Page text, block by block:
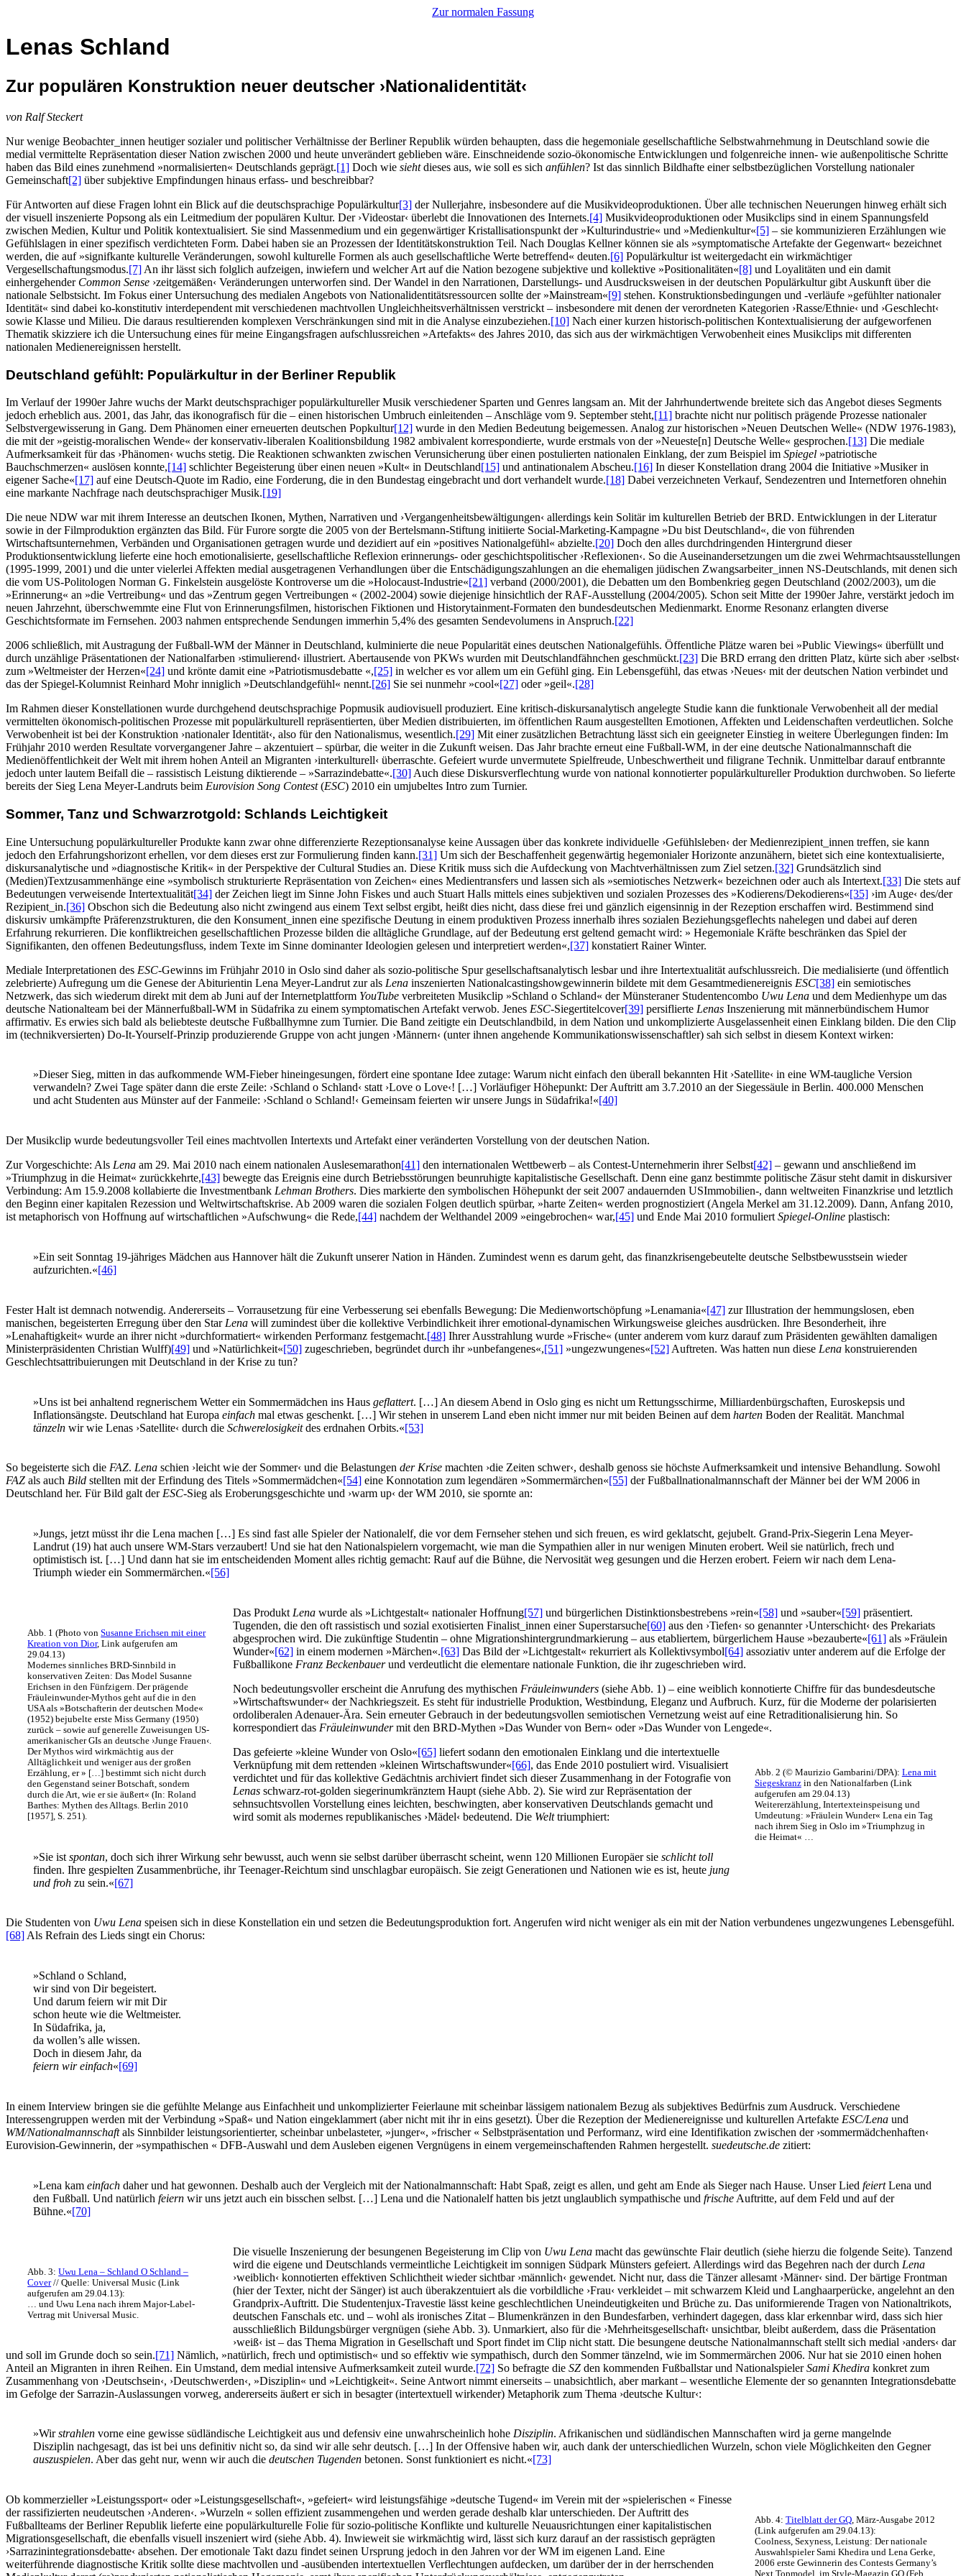
Zur normalen Fassung
Lenas Schland
Zur populären Konstruktion neuer deutscher ›Nationalidentität‹
von Ralf Steckert
Nur wenige Beobachter_innen heutiger sozialer und politischer Verhältnisse der Berliner Republik würden behaupten, dass die hegemoniale gesellschaftliche Selbstwahrnehmung in Deutschland sowie die
medial vermittelte Repräsentation dieser Nation zwischen 2000 und heute unverändert geblieben wäre. Einschneidende sozio-ökonomische Entwicklungen und folgenreiche innen- wie außenpolitische Schritte
haben das Bild eines zunehmend »normalisierten« Deutschlands geprägt.[1] Doch wie siehtdieses aus, wie soll es sich anfühlen? Ist das sinnlich Bildhafte einer selbstbezüglichen Vorstellung nationaler
Gemeinschaft[2] über subjektive Empfindungen hinaus erfass- und beschreibbar?
Für Antworten auf diese Fragen lohnt ein Blick auf die deutschsprachige Populärkultur[3] der Nullerjahre, insbesondere auf die Musikvideoproduktionen. Über alle technischen Neuerungen hinweg erhält sich
der visuell inszenierte Popsong als ein Leitmedium der populären Kultur. Der ›Videostar‹ überlebt die Innovationen des Internets.[4] Musikvideoproduktionen oder Musikclips sind in einem Spannungsfeld
zwischen Medien, Kultur und Politik kontextualisiert. Sie sind Massenmedium und ein gegenwärtiger Kristallisationspunkt der »Kulturindustrie« und »Medienkultur«[5] – sie kommunizieren Erzählungen wie
Gefühlslagen in einer spezifisch verdichteten Form. Dabei haben sie an Prozessen der Identitätskonstruktion Teil. Nach Douglas Kellner können sie als »symptomatische Artefakte der Gegenwart« bezeichnet
werden, die auf »signifkante kulturelle Veränderungen, sowohl kulturelle Formen als auch gesellschaftliche Werte betreffend« deuten.[6] Populärkultur ist weitergedacht ein wirkmächtiger
Vergesellschaftungsmodus.[7] An ihr lässt sich folglich aufzeigen, inwiefern und welcher Art auf die Nation bezogene subjektive und kollektive »Positionalitäten«[8] und Loyalitäten und ein damit
einhergehender Common Sense ›zeitgemäßen‹ Veränderungen unterworfen sind. Der Wandel in den Narrationen, Darstellungs- und Ausdrucksweisen in der deutschen Populärkultur gibt Auskunft über die
nationale Selbstsicht. Im Fokus einer Untersuchung des medialen Angebots von Nationalidentitätsressourcen sollte der »Mainstream«[9] stehen. Konstruktionsbedingungen und -verläufe »gefühlter nationaler
Identität« sind dabei ko-konstitutiv interdependent mit verschiedenen machtvollen Ungleichheitsverhältnissen verstrickt – insbesondere mit denen der verordneten Kategorien ›Rasse/Ethnie‹ und ›Geschlecht‹
sowie Klasse und Milieu. Die daraus resultierenden komplexen Verschränkungen sind mit in die Analyse einzubeziehen.[10] Nach einer kurzen historisch-politischen Kontextualisierung der aufgeworfenen
Thematik skizziere ich die Untersuchung eines für meine Eingangsfragen aufschlussreichen »Artefakts« des Jahres 2010, das sich aus der wirkmächtigen Verwobenheit eines Musikclips mit differenten
nationalen Medienereignissen herstellt.
Deutschland gefühlt: Populärkultur in der Berliner Republik
Im Verlauf der 1990er Jahre wuchs der Markt deutschsprachiger populärkultureller Musik verschiedener Sparten und Genres langsam an. Mit der Jahrhundertwende breitete sich das Angebot dieses Segments
jedoch erheblich aus. 2001, das Jahr, das ikonografisch für die – einen historischen Umbruch einleitenden – Anschläge vom 9. September steht,[11] brachte nicht nur politisch prägende Prozesse nationaler
Selbstvergewisserung in Gang. Dem Phänomen einer erneuerten deutschen Popkultur[12] wurde in den Medien Bedeutung beigemessen. Analog zur historischen »Neuen Deutschen Welle« (NDW 1976-1983),
die mit der »geistig-moralischen Wende« der konservativ-liberalen Koalitionsbildung 1982 ambivalent korrespondierte, wurde erstmals von der »Neueste[n] Deutsche Welle« gesprochen.[13] Die mediale
Aufmerksamkeit für das ›Phänomen‹ wuchs stetig. Die Reaktionen schwankten zwischen Verunsicherung über einen postulierten nationalen Einklang, der zum Beispiel im Spiegel »patriotische
Bauchschmerzen« auslösen konnte,[14] schlichter Begeisterung über einen neuen »Kult« in Deutschland[15] und antinationalem Abscheu.[16] In dieser Konstellation drang 2004 die Initiative »Musiker in
eigener Sache«[17] auf eine Deutsch-Quote im Radio, eine Forderung, die in den Bundestag eingebracht und dort verhandelt wurde.[18] Dabei verzeichneten Verkauf, Sendezentren und Internetforen ohnehin
eine markante Nachfrage nach deutschsprachiger Musik.[19]
Die neue NDW war mit ihrem Interesse an deutschen Ikonen, Mythen, Narrativen und ›Vergangenheitsbewältigungen‹ allerdings kein Solitär im kulturellen Betrieb der BRD. Entwicklungen in der Literatur
sowie in der Filmproduktion ergänzten das Bild. Für Furore sorgte die 2005 von der Bertelsmann-Stiftung initiierte Social-Marketing-Kampagne »Du bist Deutschland«, die von führenden
Wirtschaftsunternehmen, Verbänden und Organisationen getragen wurde und dezidiert auf ein »positives Nationalgefühl« abzielte.[20] Doch den alles durchdringenden Hintergrund dieser
Produktionsentwicklung lieferte eine hoch emotionalisierte, gesellschaftliche Reflexion erinnerungs- oder geschichtspolitischer ›Reflexionen‹. So die Auseinandersetzungen um die zwei Wehrmachtsausstellungen
(1995-1999, 2001) und die unter vielerlei Affekten medial ausgetragenen Verhandlungen über die Entschädigungszahlungen an die ehemaligen jüdischen Zwangsarbeiter_innen NS-Deutschlands, mit denen sich
die vom US-Politologen Norman G. Finkelstein ausgelöste Kontroverse um die »Holocaust-Industrie«[21] verband (2000/2001), die Debatten um den Bombenkrieg gegen Deutschland (2002/2003), um die
»Erinnerung« an »die Vertreibung« und das »Zentrum gegen Vertreibungen « (2002-2004) sowie diejenige hinsichtlich der RAF-Ausstellung (2004/2005). Schon seit Mitte der 1990er Jahre, verstärkt jedoch im
neuen Jahrzehnt, überschwemmte eine Flut von Erinnerungsfilmen, historischen Fiktionen und Historytainment-Formaten den bundesdeutschen Medienmarkt. Enorme Resonanz erlangten diverse
Geschichtsformate im Fernsehen. 2003 nahmen entsprechende Sendungen immerhin 5,4% des gesamten Sendevolumens in Anspruch.[22]
2006 schließlich, mit Austragung der Fußball-WM der Männer in Deutschland, kulminierte die neue Popularität eines deutschen Nationalgefühls. Öffentliche Plätze waren bei »Public Viewings« überfüllt und
durch unzählige Präsentationen der Nationalfarben ›stimulierend‹ illustriert. Abertausende von PKWs wurden mit Deutschlandfähnchen geschmückt.[23] Die BRD errang den dritten Platz, kürte sich aber ›selbst‹
zum »Weltmeister der Herzen«[24] und krönte damit eine »Patriotismusdebatte «,[25] in welcher es vor allem um ein Gefühl ging. Ein Lebensgefühl, das etwas ›Neues‹ mit der deutschen Nation verbindet und
das der Spiegel-Kolumnist Reinhard Mohr inniglich »Deutschlandgefühl« nennt.[26] Sie sei nunmehr »cool«[27] oder »geil«.[28]
Im Rahmen dieser Konstellationen wurde durchgehend deutschsprachige Popmusik audiovisuell produziert. Eine kritisch-diskursanalytisch angelegte Studie kann die funktionale Verwobenheit all der medial
vermittelten ökonomisch-politischen Prozesse mit populärkulturell repräsentierten, über Medien distribuierten, im öffentlichen Raum ausgestellten Emotionen, Affekten und Leidenschaften verdeutlichen. Solche
Verwobenheit ist bei der Konstruktion ›nationaler Identität‹, also für den Nationalismus, wesentlich.[29] Mit einer zusätzlichen Betrachtung lässt sich ein geeigneter Einstieg in weitere Überlegungen finden: Im
Frühjahr 2010 werden Resultate vorvergangener Jahre – akzentuiert – spürbar, die weiter in die Zukunft weisen. Das Jahr brachte erneut eine Fußball-WM, in der eine deutsche Nationalmannschaft die
Medienöffentlichkeit der Welt mit ihrem hohen Anteil an Migranten ›interkulturell‹ überraschte. Gefeiert wurde unvermutete Spielfreude, Unbeschwertheit und filigrane Technik. Unmittelbar darauf entbrannte
jedoch unter lautem Beifall die – rassistisch Leistung diktierende – »Sarrazindebatte«.[30] Auch diese Diskursverflechtung wurde von national konnotierter populärkultureller Produktion durchwoben. So lieferte
bereits der Sieg Lena Meyer-Landruts beim Eurovision Song Contest(ESC) 2010 ein umjubeltes Intro zum Turnier.
Sommer, Tanz und Schwarzrotgold: Schlands Leichtigkeit
Eine Untersuchung populärkultureller Produkte kann zwar ohne differenzierte Rezeptionsanalyse keine Aussagen über das konkrete individuelle ›Gefühlsleben‹ der Medienrezipient_innen treffen, sie kann
jedoch den Erfahrungshorizont erhellen, vor dem dieses erst zur Formulierung finden kann.[31] Um sich der Beschaffenheit gegenwärtig hegemonialer Horizonte anzunähern, bietet sich eine kontextualisierte,
diskursanalytische und »diagnostische Kritik« in der Perspektive der Cultural Studies an. Diese Kritik muss sich die Aufdeckung von Machtverhältnissen zum Ziel setzen.[32] Grundsätzlich sind
(Medien)Textzusammenhänge eine »symbolisch strukturierte Repräsentation von Zeichen« eines Medientransfers und lassen sich als »semiotisches Netzwerk« bezeichnen oder auch als Intertext.[33] Die stets auf
Bedeutungen verweisende Intertextualität[34] der Zeichen liegt im Sinne John Fiskes und auch Stuart Halls mittels eines subjektiven und sozialen Prozesses des »Kodierens/Dekodierens«[35] ›im Auge‹ des/der
Rezipient_in.[36] Obschon sich die Bedeutung also nicht zwingend aus einem Text selbst ergibt, heißt dies nicht, dass diese frei und gänzlich eigensinnig in der Rezeption erschaffen wird. Bestimmend sind
diskursiv umkämpfte Präferenzstrukturen, die den Konsument_innen eine spezifische Deutung in einem produktiven Prozess innerhalb ihres sozialen Beziehungsgeflechts nahelegen und dabei auf deren
Erfahrung rekurrieren. Die konfliktreichen gesellschaftlichen Prozesse bilden die alltägliche Grundlage, auf der Bedeutung erst geltend gemacht wird: » Hegemoniale Kräfte beschränken das Spiel der
Signifikanten, den offenen Bedeutungsfluss, indem Texte im Sinne dominanter Ideologien gelesen und interpretiert werden«,[37] konstatiert Rainer Winter.
Mediale Interpretationen des ESC-Gewinns im Frühjahr 2010 in Oslo sind daher als sozio-politische Spur gesellschaftsanalytisch lesbar und ihre Intertextualität aufschlussreich. Die medialisierte (und öffentlich
zelebrierte) Aufregung um die Genese der Abiturientin Lena Meyer-Landrut zur als Lena inszenierten Nationalcastingshowgewinnerin bildete mit dem Gesamtmedienereignis ESC[38] ein semiotisches
Netzwerk, das sich wiederum direkt mit dem ab Juni auf der Internetplattform YouTube verbreiteten Musikclip »Schland o Schland« der Münsteraner Studentencombo Uwu Lena und dem Medienhype um das
deutsche Nationalteam bei der Männerfußball-WM in Südafrika zu einem symptomatischen Artefakt verwob. Jenes ESC-Siegertitelcover[39] persiflierte Lenas Inszenierung mit männerbündischem Humor
affirmativ. Es erwies sich bald als beliebteste deutsche Fußballhymne zum Turnier. Die Band zeitigte ein Deutschlandbild, in dem Nation und unkomplizierte Ausgelassenheit einen Einklang bilden. Die den Clip
im (technikversierten) Do-It-Yourself-Prinzip produzierende Gruppe von acht jungen ›Männern‹ (unter ihnen angehende Kommunikationswissenschaftler) sah sich selbst in diesem Kontext wirken:
»Dieser Sieg, mitten in das aufkommende WM-Fieber hineingesungen, fördert eine spontane Idee zutage: Warum nicht einfach den überall bekannten Hit ›Satellite‹ in eine WM-taugliche Version
verwandeln? Zwei Tage später dann die erste Zeile: ›Schland o Schland‹ statt ›Love o Love‹! […] Vorläufiger Höhepunkt: Der Auftritt am 3.7.2010 an der Siegessäule in Berlin. 400.000 Menschen
und acht Studenten aus Münster auf der Fanmeile: ›Schland o Schland!‹ Gemeinsam feierten wir unsere Jungs in Südafrika!«[40]
Der Musikclip wurde bedeutungsvoller Teil eines machtvollen Intertexts und Artefakt einer veränderten Vorstellung von der deutschen Nation.
Zur Vorgeschichte: Als Lena am 29. Mai 2010 nach einem nationalen Auslesemarathon[41] den internationalen Wettbewerb – als Contest-Unternehmerin ihrer Selbst[42] – gewann und anschließend im
»Triumphzug in die Heimat« zurückkehrte,[43] bewegte das Ereignis eine durch Betriebsstörungen beunruhigte kapitalistische Gesellschaft. Denn eine ganz bestimmte politische Zäsur steht damit in diskursiver
Verbindung: Am 15.9.2008 kollabierte die Investmentbank Lehman Brothers. Dies markierte den symbolischen Höhepunkt der seit 2007 andauernden USImmobilien-, dann weltweiten Finanzkrise und letztlich
den Beginn einer kapitalen Rezession und Weltwirtschaftskrise. Ab 2009 waren die sozialen Folgen deutlich spürbar, »harte Zeiten« werden prognostiziert (Angela Merkel am 31.12.2009). Dann, Anfang 2010,
ist metaphorisch von Hoffnung auf wirtschaftlichen »Aufschwung« die Rede,[44] nachdem der Welthandel 2009 »eingebrochen« war,[45] und Ende Mai 2010 formuliert Spiegel-Online plastisch:
»Ein seit Sonntag 19-jähriges Mädchen aus Hannover hält die Zukunft unserer Nation in Händen. Zumindest wenn es darum geht, das finanzkrisengebeutelte deutsche Selbstbewusstsein wieder
aufzurichten.«[46]
Fester Halt ist demnach notwendig. Andererseits – Vorrausetzung für eine Verbesserung sei ebenfalls Bewegung: Die Medienwortschöpfung »Lenamania«[47] zur Illustration der hemmungslosen, eben
manischen, begeisterten Erregung über den Star Lena will zumindest über die kollektive Verbindlichkeit ihrer emotional-dynamischen Wirkungsweise gleiches ausdrücken. Ihre Besonderheit, ihre
»Lenahaftigkeit« wurde an ihrer nicht »durchformatiert« wirkenden Performanz festgemacht.[48] Ihrer Ausstrahlung wurde »Frische« (unter anderem vom kurz darauf zum Präsidenten gewählten damaligen
Ministerpräsidenten Christian Wulff)[49] und »Natürlichkeit«[50] zugeschrieben, begründet durch ihr »unbefangenes«,[51] »ungezwungenes«[52] Auftreten. Was hatten nun diese Lena konstruierenden
Geschlechtsattribuierungen mit Deutschland in der Krise zu tun?
»Uns ist bei anhaltend regnerischem Wetter ein Sommermädchen ins Haus geflattert. […] An diesem Abend in Oslo ging es nicht um Rettungsschirme, Milliardenbürgschaften, Euroskepsis und
Inflationsängste. Deutschland hat Europa einfachmal etwas geschenkt. […] Wir stehen in unserem Land eben nicht immer nur mit beiden Beinen auf dem hartenBoden der Realität. Manchmal
tänzelnwir wie Lenas ›Satellite‹ durch die Schwerelosigkeitdes erdnahen Orbits.«[53]
So begeisterte sich die FAZ. Lena schien ›leicht wie der Sommer‹ und die Belastungen der Krise machten ›die Zeiten schwer‹, deshalb genoss sie höchste Aufmerksamkeit und intensive Behandlung. Sowohl
FAZ als auch Bild stellten mit der Erfindung des Titels »Sommermädchen«[54] eine Konnotation zum legendären »Sommermärchen«[55] der Fußballnationalmannschaft der Männer bei der WM 2006 in
Deutschland her. Für Bild galt der ESC-Sieg als Eroberungsgeschichte und ›warm up‹ der WM 2010, sie spornte an:
»Jungs, jetzt müsst ihr die Lena machen […] Es sind fast alle Spieler der Nationalelf, die vor dem Fernseher stehen und sich freuen, es wird geklatscht, gejubelt. Grand-Prix-Siegerin Lena Meyer-
Landrut (19) hat auch unsere WM-Stars verzaubert! Und sie hat den Nationalspielern vorgemacht, wie man die Sympathien aller in nur wenigen Minuten erobert. Weil sie natürlich, frech und
optimistisch ist. […] Und dann hat sie im entscheidenden Moment alles richtig gemacht: Rauf auf die Bühne, die Nervosität weg gesungen und die Herzen erobert. Feiern wir nach dem Lena-
Triumph wieder ein Sommermärchen.«[56]
Abb. 1 (Photo vonSusanne Erichsen mit einer
Kreation von Dior, Link aufgerufen am
29.04.13)
Modernes sinnliches BRD-Sinnbild in
konservativen Zeiten: Das Model Susanne
Erichsen in den Fünfzigern. Der prägende
Fräuleinwunder-Mythos geht auf die in den
USA als »Botschafterin der deutschen Mode«
(1952) bejubelte erste Miss Germany (1950)
zurück – sowie auf generelle Zuweisungen US-
amerikanischer GIs an deutsche ›Junge Frauen‹.
Der Mythos wird wirkmächtig aus der
Alltäglichkeit und weniger aus der großen
Erzählung, er » […] bestimmt sich nicht durch
den Gegenstand seiner Botschaft, sondern
durch die Art, wie er sie äußert« (In: Roland
Barthes: Mythen des Alltags. Berlin 2010
[1957], S. 251).
Das Produkt Lena wurde als »Lichtgestalt« nationaler Hoffnung[57] und bürgerlichen Distinktionsbestrebens »rein«[58] und »sauber«[59] präsentiert.
Tugenden, die den oft rassistisch und sozial exotisierten Finalist_innen einer Superstarsuche[60] aus den ›Tiefen‹ so genannter ›Unterschicht‹ des Prekariats
abgesprochen wird. Die zukünftige Studentin – ohne Migrationshintergrundmarkierung – aus etabliertem, bürgerlichem Hause »bezauberte«[61] als »Fräulein
Wunder«[62] in einem modernen »Märchen«.[63] Das Bild der »Lichtgestalt« rekurriert als Kollektivsymbol[64] assoziativ unter anderem auf die Erfolge der
Fußballikone Franz Beckenbauerund verdeutlicht die elementare nationale Funktion, die ihr zugeschrieben wird.
Noch bedeutungsvoller erscheint die Anrufung des mythischen Fräuleinwunders (siehe Abb. 1) – eine weiblich konnotierte Chiffre für das bundesdeutsche
»Wirtschaftswunder« der Nachkriegszeit. Es steht für industrielle Produktion, Westbindung, Eleganz und Aufbruch. Kurz, für die Moderne der polarisierten
ordoliberalen Adenauer-Ära. Sein erneuter Gebrauch in der bedeutungsvollen semiotischen Vernetzung weist auf eine Retraditionalisierung hin. So
korrespondiert das Fräuleinwundermit den BRD-Mythen »Das Wunder von Bern« oder »Das Wunder von Lengede«.
Abb. 2 (© Maurizio Gambarini/DPA): Lena mit
Siegeskranzin den Nationalfarben (Link
aufgerufen am 29.04.13)
Weitererzählung, Intertexteinspeisung und
Umdeutung: »Fräulein Wunder« Lena ein Tag
nach ihrem Sieg in Oslo im »Triumphzug in
die Heimat« …
Das gefeierte »kleine Wunder von Oslo«[65] liefert sodann den emotionalen Einklang und die intertextuelle
Verknüpfung mit dem rettenden »kleinen Wirtschaftswunder«[66], das Ende 2010 postuliert wird. Visualisiert
verdichtet und für das kollektive Gedächtnis archiviert findet sich dieser Zusammenhang in der Fotografie von
Lenas schwarz-rot-golden siegerinumkränztem Haupt (siehe Abb. 2). Sie wird zur Repräsentation der
sehnsuchtsvollen Vorstellung eines leichten, beschwingten, aber konservativen Deutschlands gemacht und
wird somit als modernes republikanisches ›Mädel‹ bedeutend. Die Welttriumphiert:
»Sie ist spontan, doch sich ihrer Wirkung sehr bewusst, auch wenn sie selbst darüber überrascht scheint, wenn 120 Millionen Europäer sie schlicht toll
finden. Ihre gespielten Zusammenbrüche, ihr Teenager-Reichtum sind unschlagbar europäisch. Sie zeigt Generationen und Nationen wie es ist, heute jung
und frohzu sein.«[67]
Die Studenten von Uwu Lena speisen sich in diese Konstellation ein und setzen die Bedeutungsproduktion fort. Angerufen wird nicht weniger als ein mit der Nation verbundenes ungezwungenes Lebensgefühl.
[68] Als Refrain des Lieds singt ein Chorus:
»Schland o Schland,
wir sind von Dir begeistert.
Und darum feiern wir mit Dir
schon heute wie die Weltmeister.
In Südafrika, ja,
da wollen’s alle wissen.
Doch in diesem Jahr, da
feiern wir einfach«[69]
In einem Interview bringen sie die gefühlte Melange aus Einfachheit und unkomplizierter Feierlaune mit scheinbar lässigem nationalem Bezug als subjektives Bedürfnis zum Ausdruck. Verschiedene
Interessengruppen werden mit der Verbindung »Spaß« und Nation eingeklammert (aber nicht mit ihr in eins gesetzt). Über die Rezeption der Medienereignisse und kulturellen Artefakte ESC/Lena und
WM/Nationalmannschaftals Sinnbilder leistungsorientierter, scheinbar unbelasteter, »junger«, »frischer « Selbstpräsentation und Performanz, wird eine Identifikation zwischen der ›sommermädchenhaften‹
Eurovision-Gewinnerin, der »sympathischen « DFB-Auswahl und dem Ausleben eigenen Vergnügens in einem vergemeinschaftenden Rahmen hergestellt. suedeutsche.de zitiert:
»Lena kam einfachdaher und hat gewonnen. Deshalb auch der Vergleich mit der Nationalmannschaft: Habt Spaß, zeigt es allen, und geht am Ende als Sieger nach Hause. Unser Lied feiertLena und
den Fußball. Und natürlich feiernwir uns jetzt auch ein bisschen selbst. […] Lena und die Nationalelf hatten bis jetzt unglaublich sympathische und frischeAuftritte, auf dem Feld und auf der
Bühne.«[70]
Abb. 3:Uwu Lena – Schland O Schland –
Cover// Quelle: Universal Music (Link
aufgerufen am 29.04.13):
… und Uwu Lena nach ihrem Major-Label-
Vertrag mit Universal Music.
Die visuelle Inszenierung der besungenen Begeisterung im Clip von Uwu Lena macht das gewünschte Flair deutlich (siehe hierzu die folgende Seite). Tanzend
wird die eigene und Deutschlands vermeintliche Leichtigkeit im sonnigen Südpark Münsters gefeiert. Allerdings wird das Begehren nach der durch Lena
›weiblich‹ konnotierten effektiven Schlichtheit wieder sichtbar ›männlich‹ gewendet. Nicht nur, dass die Tänzer allesamt ›Männer‹ sind. Der bärtige Frontman
(hier der Texter, nicht der Sänger) ist auch überakzentuiert als die vorbildliche ›Frau‹ verkleidet – mit schwarzem Kleid und Langhaarperücke, angelehnt an den
Grandprix-Auftritt. Die Studentenjux-Travestie lässt keine geschlechtlichen Uneindeutigkeiten und Brüche zu. Das uniformierende Tragen von Nationaltrikots,
deutschen Fanschals etc. und – wohl als ironisches Zitat – Blumenkränzen in den Bundesfarben, verhindert dagegen, dass klar erkennbar wird, dass sich hier
ausschließlich Bildungsbürger vergnügen (siehe Abb. 3). Unmarkiert, also für die ›Mehrheitsgesellschaft‹ unsichtbar, bleibt außerdem, dass die Präsentation
›weiß‹ ist – das Thema Migration in Gesellschaft und Sport findet im Clip nicht statt. Die besungene deutsche Nationalmannschaft stellt sich medial ›anders‹ dar
und soll im Grunde doch so sein.[71] Nämlich, »natürlich, frech und optimistisch« und so effektiv wie sympathisch, durch den Sommer tänzelnd, wie im Sommermärchen 2006. Nur hat sie 2010 einen hohen
Anteil an Migranten in ihren Reihen. Ein Umstand, dem medial intensive Aufmerksamkeit zuteil wurde.[72] So befragte die SZ den kommenden Fußballstar und NationalspielerSami Khedira konkret zum
Zusammenhang von ›Deutschsein‹, ›Deutschwerden‹, »Disziplin« und »Leichtigkeit«. Seine Antwort nimmt einerseits – unabsichtlich, aber markant – wesentliche Elemente der so genannten Integrationsdebatte
im Gefolge der Sarrazin-Auslassungen vorweg, andererseits äußert er sich in besagter (intertextuell wirkender) Metaphorik zum Thema ›deutsche Kultur‹:
»Wirstrahlenvorne eine gewisse südländische Leichtigkeit aus und defensiv eine unwahrscheinlich hohe Disziplin. Afrikanischen und südländischen Mannschaften wird ja gerne mangelnde
Disziplin nachgesagt, das ist bei uns definitiv nicht so, da sind wir alle sehr deutsch. […] In der Offensive haben wir, auch dank der unterschiedlichen Wurzeln, schon viele Möglichkeiten den Gegner
auszuspielen. Aber das geht nur, wenn wir auch die deutschen Tugendenbetonen. Sonst funktioniert es nicht.«[73]
Abb. 4: Titelblatt der GQ, März-Ausgabe 2012
(Link aufgerufen am 29.04.13):
Coolness, Sexyness, Leistung: Der nationale
Auswahlspieler Sami Khedira und Lena Gerke,
2006 erste Gewinnerin des Contests Germany’s
Ob kommerzieller »Leistungssport« oder »Leistungsgesellschaft«, »gefeiert« wird leistungsfähige »deutsche Tugend« im Verein mit der »spielerischen « Finesse
der rassifizierten neudeutschen ›Anderen‹. »Wurzeln « sollen effizient zusammengehen und werden gerade deshalb klar unterschieden. Der Auftritt des
Fußballteams der Berliner Republik lieferte eine populärkulturelle Folie für sozio-politische Konflikte und kulturelle Neuausrichtungen einer kapitalistischen
Migrationsgesellschaft, die ebenfalls visuell inszeniert wird (siehe Abb. 4). Inwieweit sie wirkmächtig wird, lässt sich kurz darauf an der rassistisch geprägten
›Sarrazinintegrationsdebatte‹ absehen. Der emotionale Takt dazu findet seinen Ursprung jedoch in den Jahren vor der WM im eigenen Land. Eine
weiterführende diagnostische Kritik sollte diese machtvollen und -ausübenden intertextuellen Verflechtungen aufdecken, um darüber der in der herrschenden